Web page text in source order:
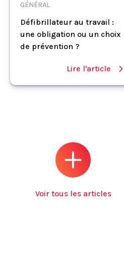
GÉNÉRAL
Défibrillateur au travail :
une obligation ou un choix
de prévention ?
Lire l'article
Voir tous les articles